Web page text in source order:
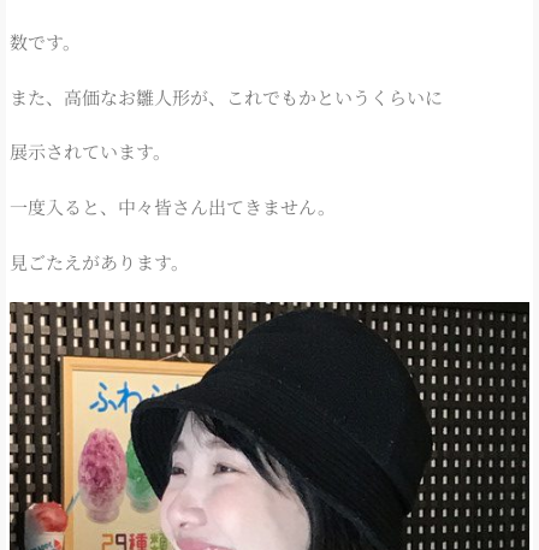
数です。
また、高価なお雛人形が、これでもかというくらいに
展示されています。
一度入ると、中々皆さん出てきません。
見ごたえがあります。